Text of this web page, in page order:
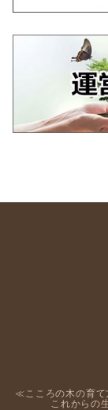
≪こころの木の育て
これからの